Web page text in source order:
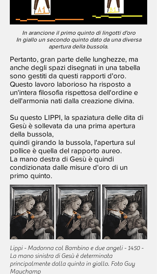
In arancione il primo quinto di lingotti d'oro
In giallo un secondo quinto dato da una diversa
apertura della bussola.
Pertanto, gran parte delle lunghezze, ma
anche degli spazi disegnati in una tabella
sono gestiti da questi rapporti d'oro.
Questo lavoro laborioso ha risposto a
un'intera filosofia rispettosa dell'ordine e
dell'armonia nati dalla creazione divina.
Su questo LIPPI, la spaziatura delle dita di
Gesù è sollevata da una prima apertura
della bussola,
quindi girando la bussola, l'apertura sul
pollice è quella del rapporto aureo.
La mano destra di Gesù è quindi
condizionata dalle misure d'oro di un
primo quinto.
Lippi - Madonna col Bambino e due angeli - 1450 -
La mano sinistra di Gesù è determinata
principalmente dalla quinta in giallo. Foto Guy
Mauchamp